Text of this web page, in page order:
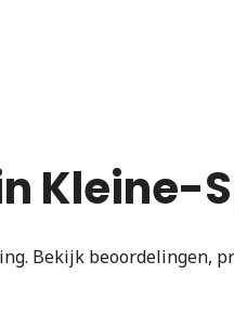
Kleine-
Bekijk beoordelingen,